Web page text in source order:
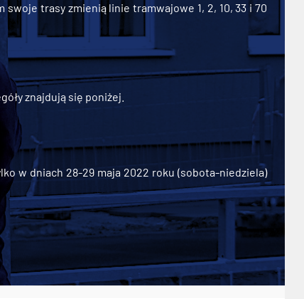
trasy zmienią linie tramwajowe 1, 2, 10, 33 i 70
znajdują się poniżej.
w dniach 28-29 maja 2022 roku (sobota-niedziela)